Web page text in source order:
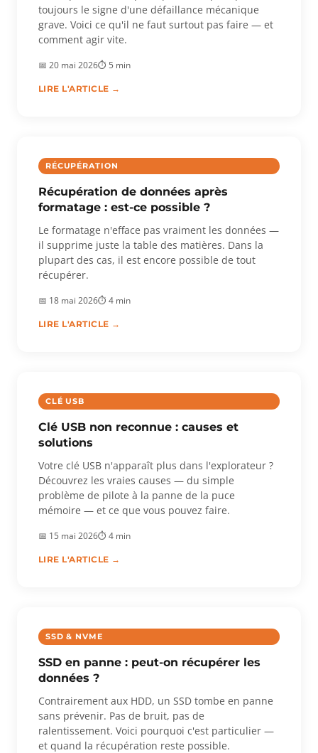
toujours le signe d'une défaillance mécanique
grave. Voici ce qu'il ne faut surtout pas faire — et
comment agir vite.
📅 20 mai 2026⏱ 5 min
LIRE L'ARTICLE →
RÉCUPÉRATION
Récupération de données après
formatage : est-ce possible ?
Le formatage n'efface pas vraiment les données —
il supprime juste la table des matières. Dans la
plupart des cas, il est encore possible de tout
récupérer.
📅 18 mai 2026⏱ 4 min
LIRE L'ARTICLE →
CLÉ USB
Clé USB non reconnue : causes et
solutions
Votre clé USB n'apparaît plus dans l'explorateur ?
Découvrez les vraies causes — du simple
problème de pilote à la panne de la puce
mémoire — et ce que vous pouvez faire.
📅 15 mai 2026⏱ 4 min
LIRE L'ARTICLE →
SSD & NVME
SSD en panne : peut-on récupérer les
données ?
Contrairement aux HDD, un SSD tombe en panne
sans prévenir. Pas de bruit, pas de
ralentissement. Voici pourquoi c'est particulier —
et quand la récupération reste possible.